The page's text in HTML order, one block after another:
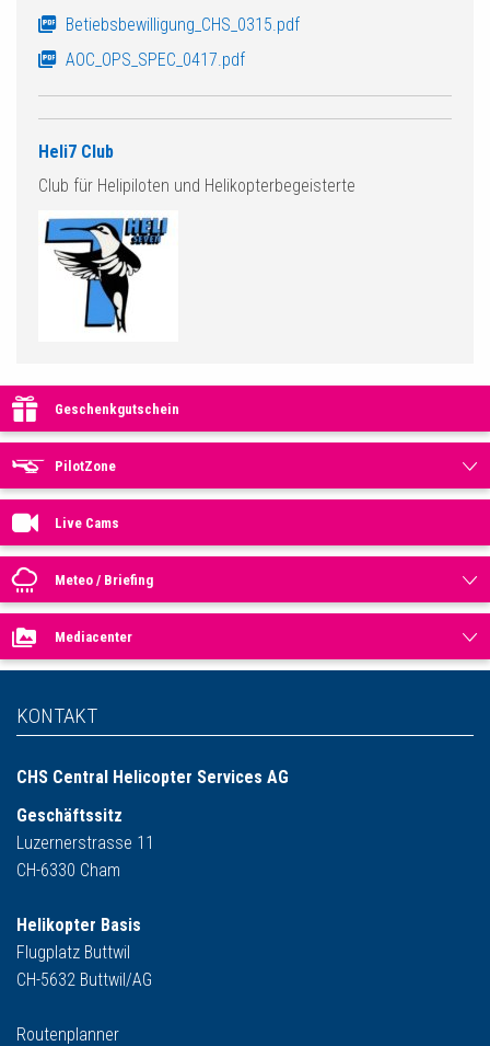
Betiebsbewilligung_CHS_0315.pdf
AOC_OPS_SPEC_0417.pdf
Heli7 Club
Club für Helipiloten und Helikopterbegeisterte
Geschenkgutschein
PilotZone
Live Cams
Meteo / Briefing
Mediacenter
KONTAKT
CHS Central Helicopter Services AG
Geschäftssitz
Luzernerstrasse 11
CH-6330 Cham
Helikopter Basis
Flugplatz Buttwil
CH-5632 Buttwil/AG
Routenplanner